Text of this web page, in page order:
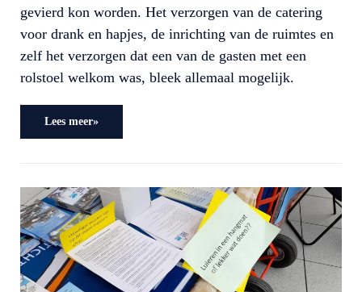
gevierd kon worden. Het verzorgen van de catering
voor drank en hapjes, de inrichting van de ruimtes en
zelf het verzorgen dat een van de gasten met een
rolstoel welkom was, bleek allemaal mogelijk.
Lees meer»